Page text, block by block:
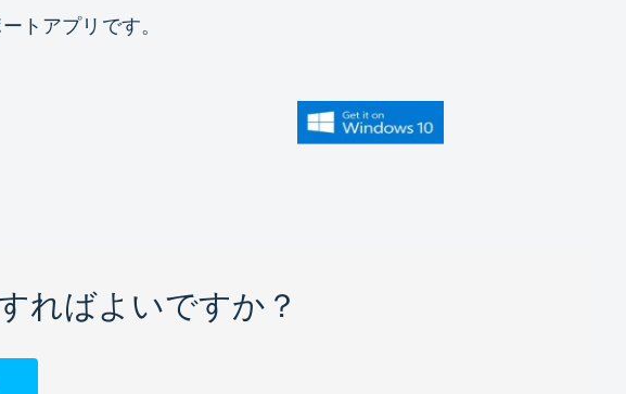
トアプリです。
ればよいですか？